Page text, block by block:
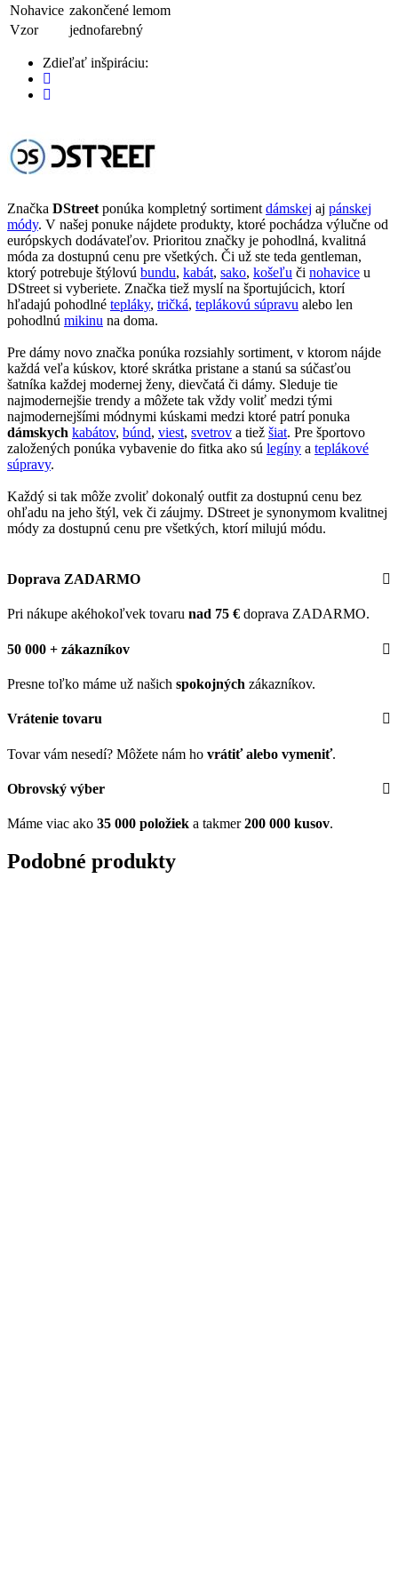
Nohavice zakončené lemom
Vzor
jednofarebný
Zdieľať inšpiráciu:
Značka DStreet ponúka kompletný sortiment dámskej aj pánskej
módy. V našej ponuke nájdete produkty, ktoré pochádza výlučne od
európskych dodávateľov. Prioritou značky je pohodlná, kvalitná
móda za dostupnú cenu pre všetkých. Či už ste teda gentleman,
ktorý potrebuje štýlovú bundu, kabát, sako, košeľu či nohavice u
DStreet si vyberiete. Značka tiež myslí na športujúcich, ktorí
hľadajú pohodlné tepláky, tričká, teplákovú súpravu alebo len
pohodlnú mikinu na doma.
Pre dámy novo značka ponúka rozsiahly sortiment, v ktorom nájde
každá veľa kúskov, ktoré skrátka pristane a stanú sa súčasťou
šatníka každej modernej ženy, dievčatá či dámy. Sleduje tie
najmodernejšie trendy a môžete tak vždy voliť medzi tými
najmodernejšími módnymi kúskami medzi ktoré patrí ponuka
dámskych kabátov, búnd, viest, svetrov a tiež šiat. Pre športovo
založených ponúka vybavenie do fitka ako sú legíny a teplákové
súpravy.
Každý si tak môže zvoliť dokonalý outfit za dostupnú cenu bez
ohľadu na jeho štýl, vek či záujmy. DStreet je synonymom kvalitnej
módy za dostupnú cenu pre všetkých, ktorí milujú módu.
Doprava ZADARMO
Pri nákupe akéhokoľvek tovaru nad 75 € doprava ZADARMO.
50 000 + zákazníkov
Presne toľko máme už našich spokojných zákazníkov.
Vrátenie tovaru
Tovar vám nesedí? Môžete nám ho vrátiť alebo vymeniť.
Obrovský výber
Máme viac ako 35 000 položiek a takmer200 000 kusov.
Podobné produkty